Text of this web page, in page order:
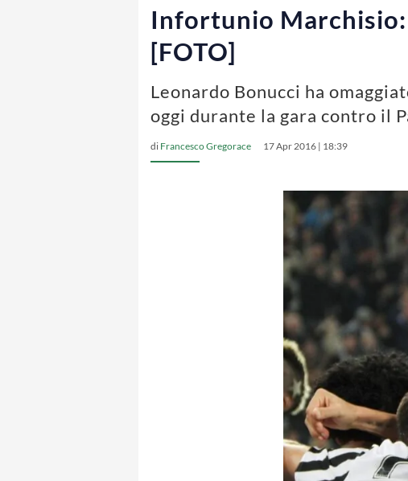
Infortunio Marchisio:
[FOTO]
Leonardo Bonucci ha
oggi durante la gara contro il
di Francesco Gregorace 17 Apr 2016 | 18:39